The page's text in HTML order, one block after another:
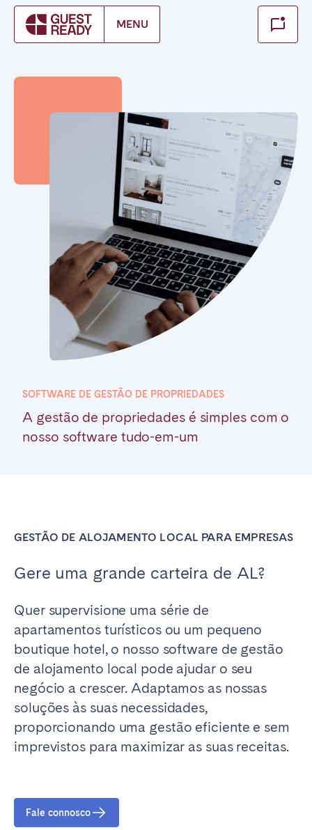
MENU
Make booking
SOFTWARE DE GESTÃO DE PROPRIEDADES
A gestão de propriedades é simples com o
nosso software tudo-em-um
GESTÃO DE ALOJAMENTO LOCAL PARA EMPRESAS
Gere uma grande carteira de AL?
Quer supervisione uma série de
apartamentos turísticos ou um pequeno
boutique hotel, o nosso software de gestão
de alojamento local pode ajudar o seu
negócio a crescer. Adaptamos as nossas
soluções às suas necessidades,
proporcionando uma gestão eficiente e sem
imprevistos para maximizar as suas receitas.
Fale connosco
Fechar
Encontre a sua localização
PT There appear to be no locations available for your
selected service and language. Please switch to English